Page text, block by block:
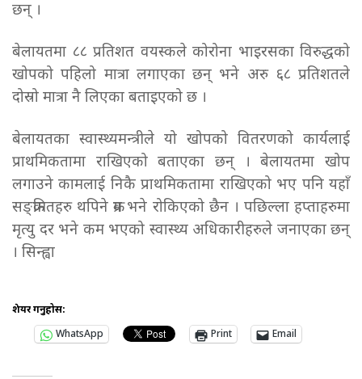
छन् ।
बेलायतमा ८८ प्रतिशत वयस्कले कोरोना भाइरसका विरुद्धको
खोपको पहिलो मात्रा लगाएका छन् भने अरु ६८ प्रतिशतले
दोस्रो मात्रा नै लिएका बताइएको छ ।
बेलायतका स्वास्थ्यमन्त्रीले यो खोपको वितरणको कार्यलाई
प्राथमिकतामा राखिएको बताएका छन् । बेलायतमा खोप
लगाउने कामलाई निकै प्राथमिकतामा राखिएको भए पनि यहाँ
सङ्क्रमितहरु थपिने क्रम भने रोकिएको छैन । पछिल्ला हप्ताहरुमा
मृत्यु दर भने कम भएको स्वास्थ्य अधिकारीहरुले जनाएका छन्
। सिन्ह्वा
शेयर गर्नुहोस:
WhatsApp
Print Email